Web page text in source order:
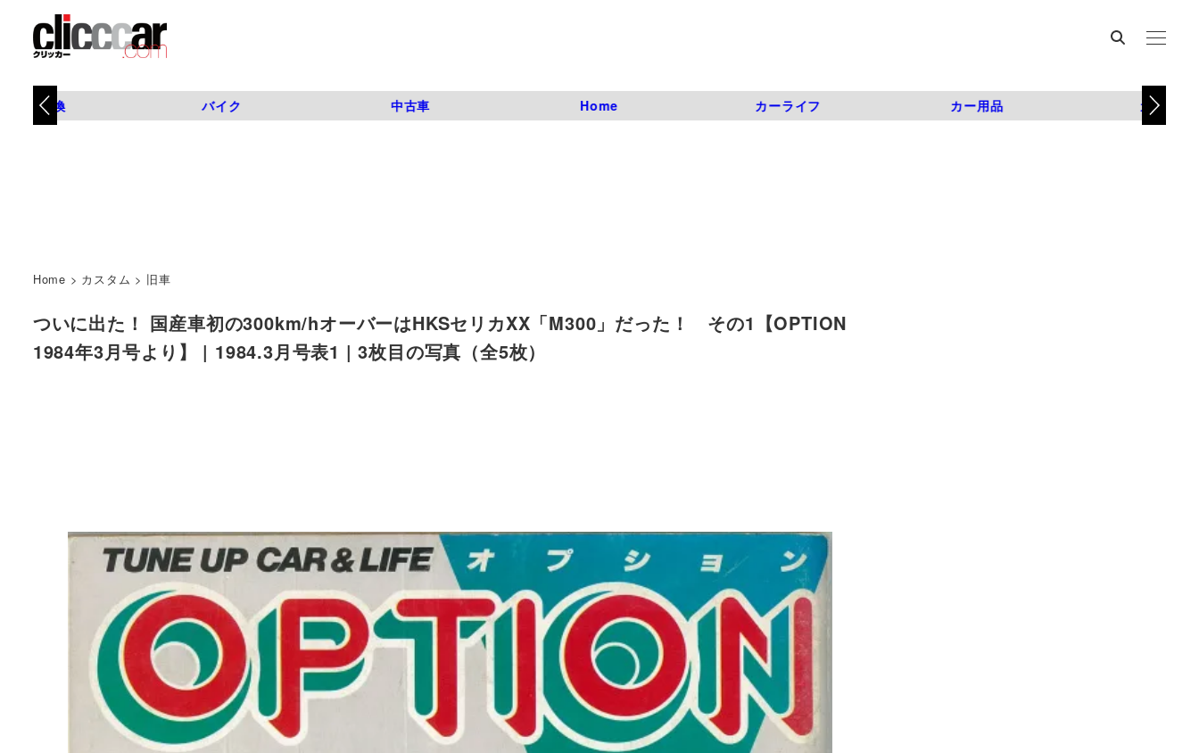
タイヤ交換 バイク 中古車 Home カーライフ カー用品 カスタム
Home > カスタム > 旧車
ついに出た！ 国産車初の300km/hオーバーはHKSセリカXX「M300」だった！ その1【OPTION
1984年3月号より】 | 1984.3月号表1 | 3枚目の写真（全5枚）